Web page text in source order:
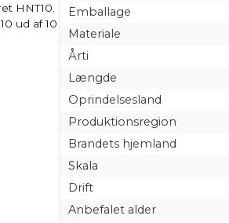
HNT10.
ud af 10
Emballage
Materiale
Årti
Længde
Oprindelsesland
Produktionsregion
Brandets hjemland
Skala
Drift
Anbefalet alder